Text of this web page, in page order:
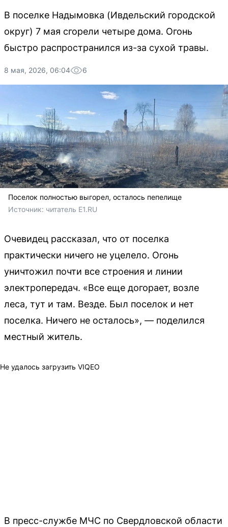
В поселке Надымовка (Ивдельский городской
округ) 7 мая сгорели четыре дома. Огонь
быстро распространился из-за сухой травы.
8 мая, 2026, 06:04 6
Поселок полностью выгорел, осталось пепелище
Источник: читатель E1.RU
Очевидец рассказал, что от поселка
практически ничего не уцелело. Огонь
уничтожил почти все строения и линии
электропередач. «Все еще догорает, возле
леса, тут и там. Везде. Был поселок и нет
поселка. Ничего не осталось», — поделился
местный житель.
Не удалось загрузить VIQEO
В пресс-службе МЧС по Свердловской области